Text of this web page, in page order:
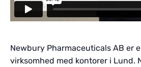
Newbury Pharmaceuticals AB er
virksomhed med kontorer i Lund.